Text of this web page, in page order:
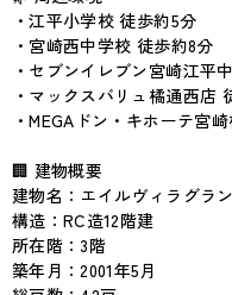
・江平小学校 徒歩約5分
・宮崎西中学校 徒歩約8分
・セブンイレブン宮崎江平
・マックスバリュ橘通西店
・MEGAドン・キホーテ宮
🏢 建物概要
建物名：エイルヴィラグラ
構造：RC造12階建
所在階：3階
築年月：2001年5月